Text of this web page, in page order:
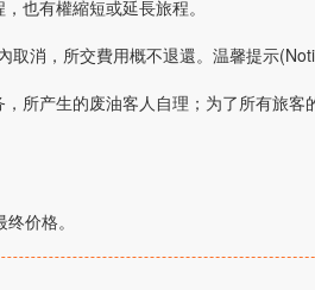
也有權縮短或延長旅程。
取消，所交費用概不退還。温馨提示
所产生的废油客人自理；为了所有旅客
价格。